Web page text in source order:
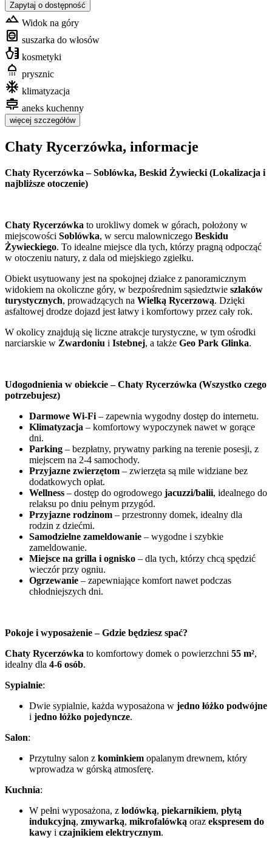
Zapytaj o dostępność
filter_hdr Widok na góry
hvac suszarka do włosów
health_and_beauty kosmetyki
shower prysznic
ac_unit klimatyzacja
cooking aneks kuchenny
więcej szczegółów
Chaty Rycerzówka, informacje
Chaty Rycerzówka – Soblówka, Beskid Żywiecki (Lokalizacja i
najbliższe otoczenie)
Chaty Rycerzówka to urokliwy domek w górach, położony w
miejscowości Soblówka, w sercu malowniczego Beskidu
Żywieckiego. To idealne miejsce dla tych, którzy pragną odpocząć
w otoczeniu natury, z dala od miejskiego zgiełku.
Obiekt usytuowany jest na spokojnej działce z panoramicznym
widokiem na okoliczne góry, w bezpośrednim sąsiedztwie szlaków
turystycznych, prowadzących na Wielką Rycerzową. Dzięki
asfaltowej drodze dojazd jest łatwy i komfortowy przez cały rok.
W okolicy znajdują się liczne atrakcje turystyczne, w tym ośrodki
narciarskie w Zwardoniu i Istebnej, a także Geo Park Glinka.
Udogodnienia w obiekcie – Chaty Rycerzówka (Wszystko czego
potrzebujesz)
Darmowe Wi-Fi – zapewnia wygodny dostęp do internetu.
Klimatyzacja – komfortowy wypoczynek nawet w gorące
dni.
Parking – bezpłatny, prywatny parking na terenie posesji, z
miejscem na 2-4 samochody.
Przyjazne zwierzętom – zwierzęta są mile widziane bez
dodatkowych opłat.
Wellness – dostęp do ogrodowego jacuzzi/balii, idealnego do
relaksu po dniu pełnym przygód.
Przyjazne rodzinom – przestronny domek, idealny dla
rodzin z dziećmi.
Samodzielne zameldowanie – wygodne i szybkie
zameldowanie.
Miejsce na grilla i ognisko – dla tych, którzy chcą spędzić
wieczór przy ogniu.
Ogrzewanie – zapewniające komfort nawet podczas
chłodniejszych dni.
Pokoje i wyposażenie – Gdzie będziesz spać?
Chaty Rycerzówka to komfortowy domek o powierzchni 55 m²,
idealny dla 4-6 osób.
Sypialnie:
Dwie sypialnie, każda wyposażona w jedno łóżko podwójne
i jedno łóżko pojedyncze.
Salon:
Przytulny salon z kominkiem opalanym drewnem, który
wprowadza w górską atmosferę.
Kuchnia:
W pełni wyposażona, z lodówką, piekarnikiem, płytą
indukcyjną, zmywarką, mikrofalówką oraz ekspresem do
kawy i czajnikiem elektrycznym.